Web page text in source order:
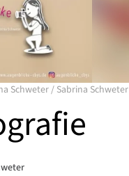
Schweter/ Sabrina Schweter